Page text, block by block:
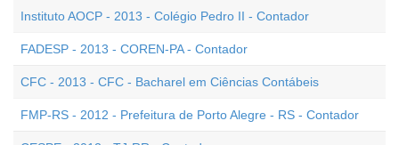
Instituto AOCP - 2013 - Colégio Pedro II - Contador
FADESP - 2013 - COREN-PA - Contador
CFC - 2013 - CFC - Bacharel em Ciências Contábeis
FMP-RS - 2012 - Prefeitura de Porto Alegre - RS - Contador